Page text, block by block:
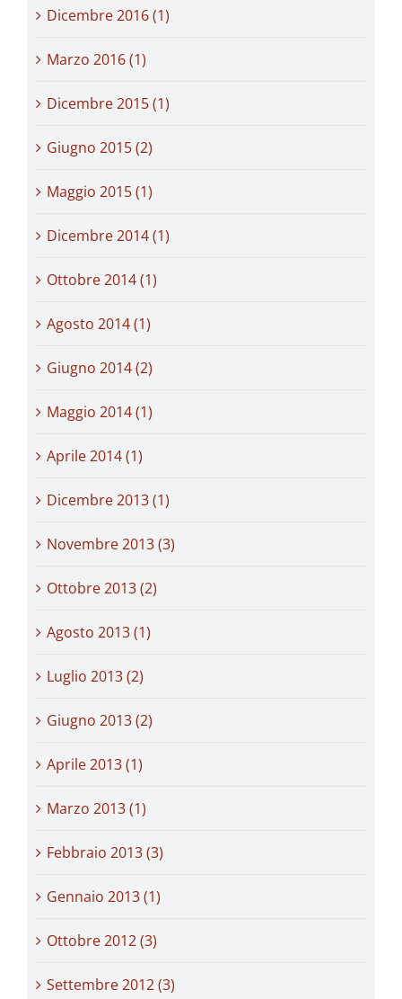
Dicembre 2016 (1)
Marzo 2016 (1)
Dicembre 2015 (1)
Giugno 2015 (2)
Maggio 2015 (1)
Dicembre 2014 (1)
Ottobre 2014 (1)
Agosto 2014 (1)
Giugno 2014 (2)
Maggio 2014 (1)
Aprile 2014 (1)
Dicembre 2013 (1)
Novembre 2013 (3)
Ottobre 2013 (2)
Agosto 2013 (1)
Luglio 2013 (2)
Giugno 2013 (2)
Aprile 2013 (1)
Marzo 2013 (1)
Febbraio 2013 (3)
Gennaio 2013 (1)
Ottobre 2012 (3)
Settembre 2012 (3)